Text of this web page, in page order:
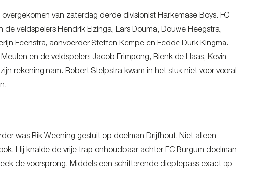
van zaterdag derde divisionist Harkemase Boys. FC
veldspelers Hendrik Elzinga, Lars Douma, Douwe Heegstra,
Feenstra, aanvoerder Steffen Kempe en Fedde Durk Kingma.
en de veldspelers Jacob Frimpong, Rienk de Haas, Kevin
rekening nam. Robert Stelpstra kwam in het stuk niet voor vooral
was Rik Weening gestuit op doelman Drijfhout. Niet alleen
Hij knalde de vrije trap onhoudbaar achter FC Burgum doelman
de voorsprong. Middels een schitterende dieptepass exact op